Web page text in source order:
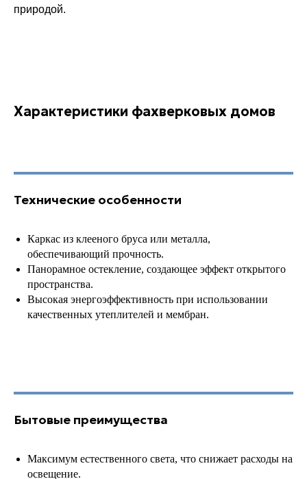
природой.
Характеристики фахверковых домов
Технические особенности
Каркас из клееного бруса или металла,
обеспечивающий прочность.
Панорамное остекление, создающее эффект открытого
пространства.
Высокая энергоэффективность при использовании
качественных утеплителей и мембран.
Бытовые преимущества
Максимум естественного света, что снижает расходы на
освещение.